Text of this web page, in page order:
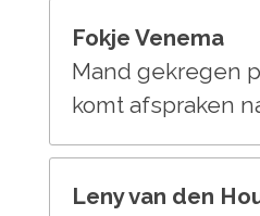
Fokje Venema
Mand gekregen
komt afspraken
Leny van den